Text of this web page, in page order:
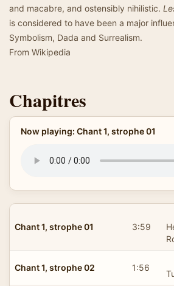
and macabre, and ostensibly nihilistic.
is considered to have been a major
Symbolism, Dada and Surrealism.
From Wikipedia
Chapitres
Now playing: Chant 1, strophe 01
Chant 1, strophe 01 3:59
Chant 1, strophe 02 1:56